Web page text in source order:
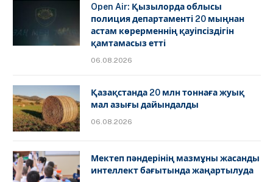
Open Air: Қызылорда облысы
полиция департаменті 20 мыңнан
астам көрерменнің қауіпсіздігін
қамтамасыз етті
06.08.2026
Қазақстанда 20 млн тоннаға жуық
мал азығы дайындалды
06.08.2026
Мектеп пәндерінің мазмұны жасанды
интеллект бағытында жаңартылуда